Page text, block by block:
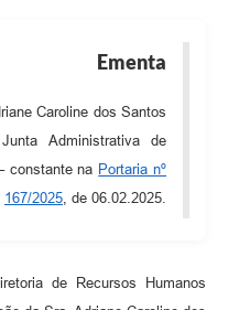
Ementa
Caroline dos Santos
Administrativa de
constante na Portaria nº
167/2025, de 06.02.2025.
de Recursos Humanos